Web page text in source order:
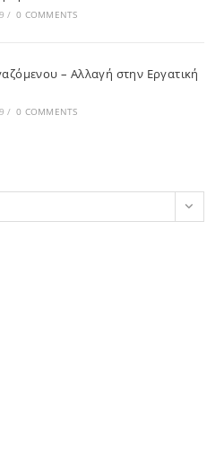
/ 0 COMMENTS
– Αλλαγή στην Εργατική
/ 0 COMMENTS